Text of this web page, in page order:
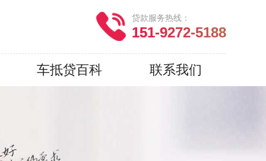
贷款服务热线：
151-9272-5188
车抵贷百科 联系我们